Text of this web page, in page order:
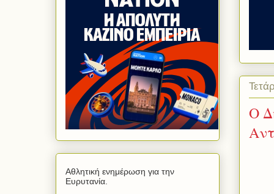
O
Αθλητική ενημέρωση για την
Ευρυτανία.